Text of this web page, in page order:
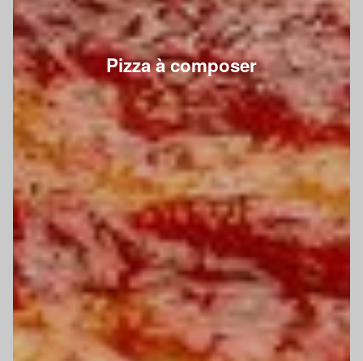
Pizza à composer